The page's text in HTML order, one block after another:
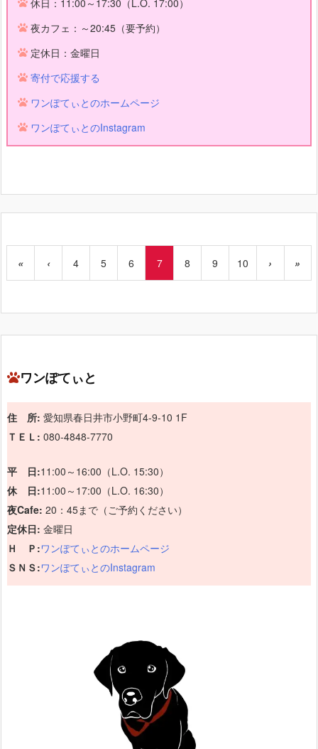
夜カフェ：～20:45（要予約）
定休日：金曜日
寄付で応援する
ワンぽてぃとのホームページ
ワンぽてぃとのInstagram
« ‹ 4 5 6 7 8 9 10 › »
ワンぽてぃと
住 所: 愛知県春日井市小野町4-9-10 1F
ＴＥＬ: 080-4848-7770
平 日:11:00～16:00（L.O. 15:30）
休 日:11:00～17:00（L.O. 16:30）
夜Cafe: 20：45まで（ご予約ください）
定休日: 金曜日
Ｈ Ｐ:ワンぽてぃとのホームページ
ＳＮＳ:ワンぽてぃとのInstagram